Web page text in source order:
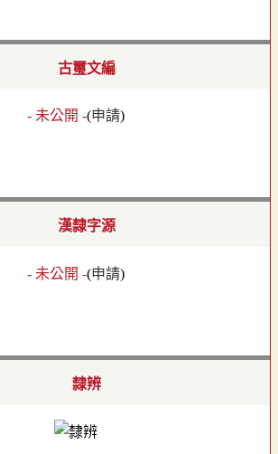
古璽文編
- 未公開 -(申請)
漢隸字源
- 未公開 -(申請)
隸辨